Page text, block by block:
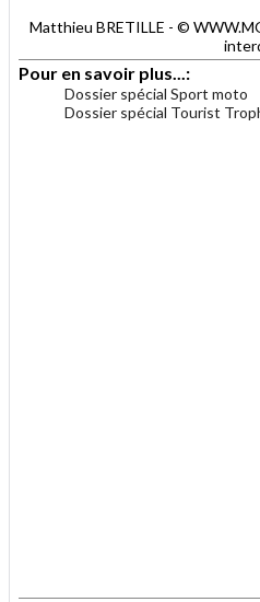
Matthieu BRETILLE - ©
Pour en savoir plus...:
Dossier spécial Sport moto
Dossier spécial Tourist